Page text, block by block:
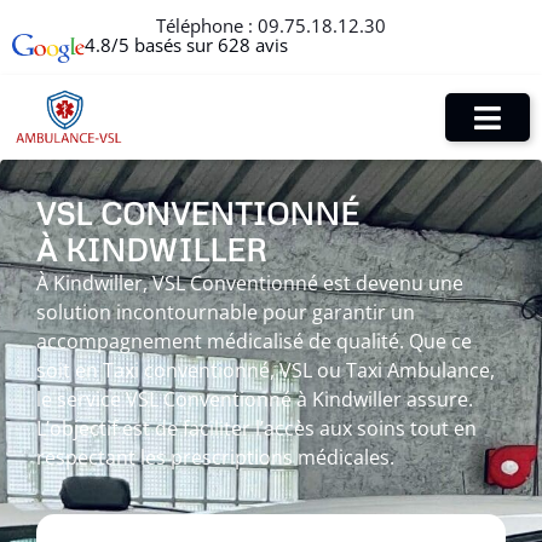
Téléphone : 09.75.18.12.30
4.8/5 basés sur 628 avis
VSL CONVENTIONNÉ
À KINDWILLER
À Kindwiller, VSL Conventionné est devenu une
solution incontournable pour garantir un
accompagnement médicalisé de qualité. Que ce
soit en Taxi conventionné, VSL ou Taxi Ambulance,
le service VSL Conventionné à Kindwiller assure.
L’objectif est de faciliter l’accès aux soins tout en
respectant les prescriptions médicales.